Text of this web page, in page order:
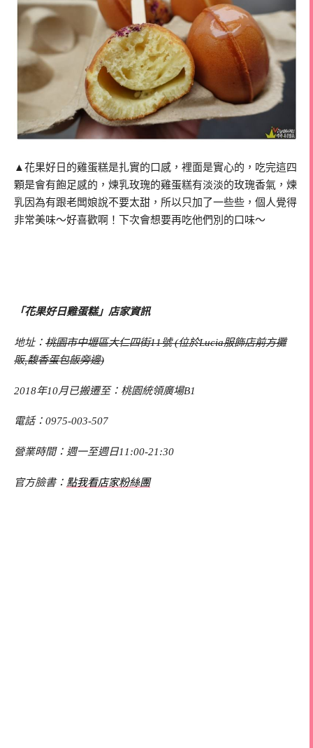
▲花果好日的雞蛋糕是扎實的口感，裡面是實心的，吃完這四
顆是會有飽足感的，煉乳玫瑰的雞蛋糕有淡淡的玫瑰香氣，煉
乳因為有跟老闆娘說不要太甜，所以只加了一些些，個人覺得
非常美味～好喜歡啊！下次會想要再吃他們別的口味～
「花果好日雞蛋糕」店家資訊
地址： 桃園市中壢區大仁四街11號 (位於Lucia服飾店前方攤
販,馥香蛋包飯旁邊)
2018年10月已搬遷至：桃園統領廣場B1
電話：0975-003-507
營業時間：週一至週日11:00-21:30
官方臉書： 點我看店家粉絲團